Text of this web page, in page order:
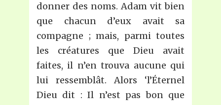
donner des noms. Adam vit bien
que chacun d’eux avait sa
compagne ; mais, parmi toutes
les créatures que Dieu avait
faites, il n’en trouva aucune qui
lui ressemblât. Alors ‘l’Éternel
Dieu dit : Il n’est pas bon que